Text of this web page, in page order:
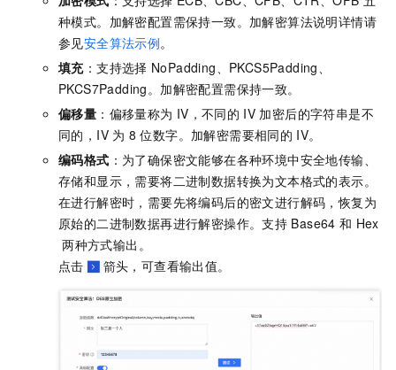
种模式。加解密配置需保持一致。加解密算法说明详情请
参见安全算法示例。
填充：支持选择 NoPadding、PKCS5Padding、
PKCS7Padding。加解密配置需保持一致。
偏移量 ：偏移量称为 IV，不同的 IV 加密后的字符串是不
同的，IV 为 8 位数字。加解密需要相同的 IV。
编码格式 ：为了确保密文能够在各种环境中安全地传输、
存储和显示，需要将二进制数据转换为文本格式的表示。
在进行解密时，需要先将编码后的密文进行解码，恢复为
原始的二进制数据再进行解密操作。支持 Base64 和 Hex
两种方式输出。
点击
箭头，可查看输出值。